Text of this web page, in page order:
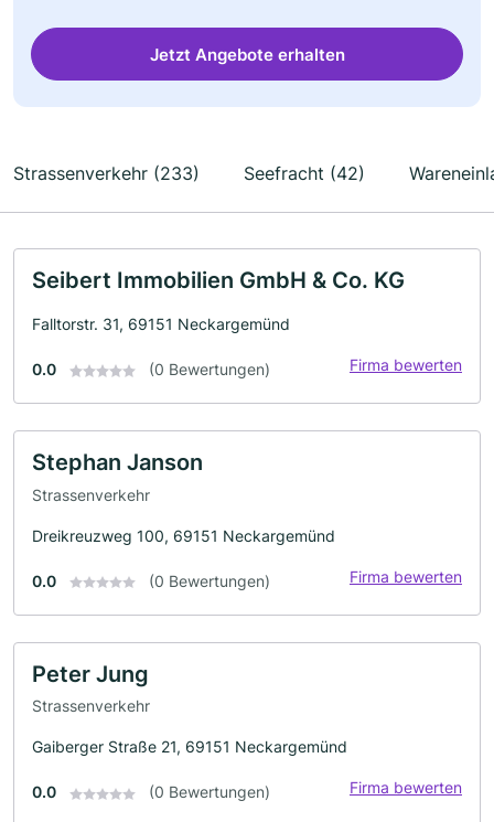
Jetzt Angebote erhalten
Strassenverkehr (233) Seefracht (42)
Seibert Immobilien GmbH & Co. KG
Falltorstr. 31, 69151 Neckargemünd
0.0 (0 Bewertungen) Firma bewerten
Stephan Janson
Strassenverkehr
Dreikreuzweg 100, 69151 Neckargemünd
0.0 (0 Bewertungen) Firma bewerten
Peter Jung
Strassenverkehr
Gaiberger Straße 21, 69151 Neckargemünd
0.0 (0 Bewertungen) Firma bewerten